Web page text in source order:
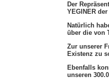
Der
YEGINER
Natürlich
über die von
Zur unserer
Existenz zu
Ebenfalls
unseren